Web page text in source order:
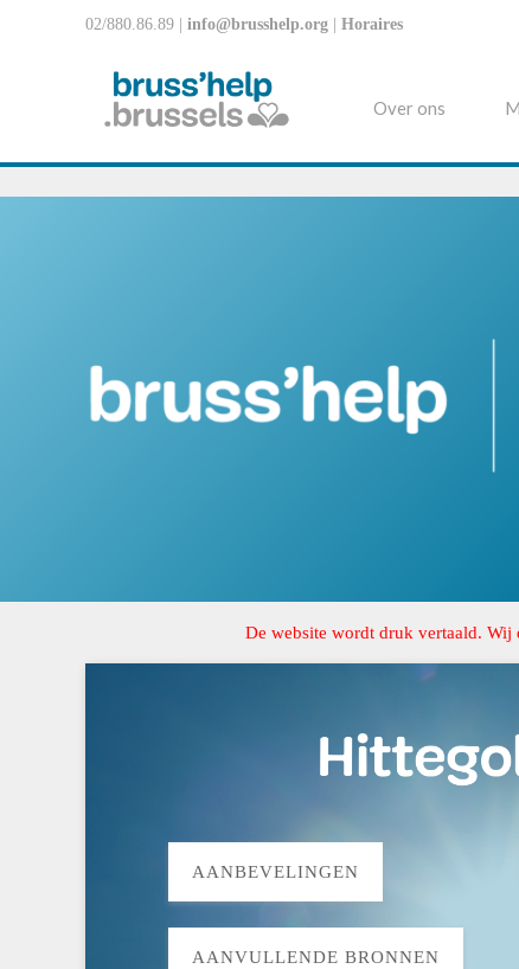
02/880.86.89 | info@brusshelp.org Horaires
Over ons
De website wordt druk vertaald.
AANBEVELINGEN
AANVULLENDE BRONNEN